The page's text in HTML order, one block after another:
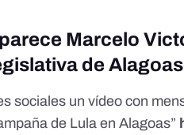
Marcelo
de Alagoas
sociales un vídeo con
de Lula en Alagoas”